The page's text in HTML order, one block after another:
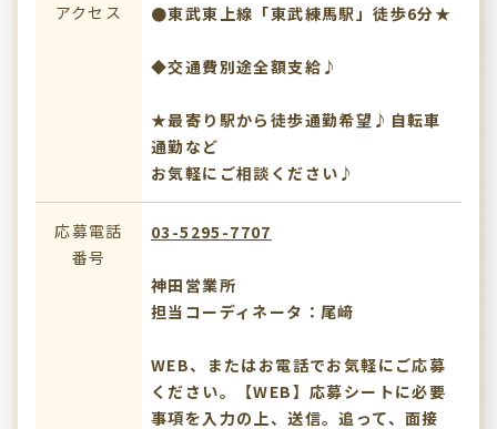
アクセス ●東武東上線「東武練馬駅」徒歩6分★
◆交通費別途全額支給♪
★最寄り駅から徒歩通勤希望♪自転車
通勤など
お気軽にご相談ください♪
応募電話
番号
03-5295-7707
神田営業所
担当コーディネータ：尾﨑
WEB、またはお電話でお気軽にご応募
ください。【WEB】応募シートに必要
事項を入力の上、送信。追って、面接